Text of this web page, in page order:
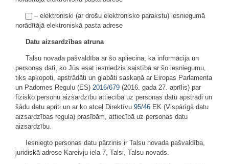
– elektroniski (ar drošu elektronisko parakstu) iesniegumā
norādītājā elektroniskā pasta adrese
Datu aizsardzības atruna
Talsu novada pašvaldība ar šo apliecina, ka informācija un
personas dati, ko Jūs esat iesniedzis saistībā ar šo iesniegumu,
tiks apkopoti, apstrādāti un glabāti saskaņā ar Eiropas Parlamenta
un Padomes Regulu (ES) 2016/679 (2016. gada 27. aprīlis) par
fizisko personu aizsardzību attiecībā uz personas datu apstrādi un
šādu datu apriti un ar ko atceļ Direktīvu 95/46 EK (Vispārīgā datu
aizsardzības regula) prasībām, attiecībā uz personas datu
aizsardzību.
Iesniegto personas datu pārzinis ir Talsu novada pašvaldība,
juridiskā adrese Kareivju iela 7, Talsi, Talsu novads.